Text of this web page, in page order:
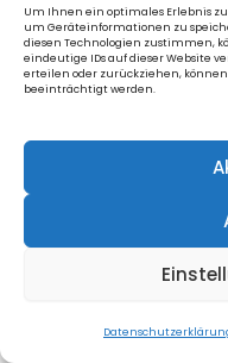
Um Ihnen ein optimales Erlebnis
um Geräteinformationen zu
diesen Technologien zustimmen,
eindeutige IDs auf dieser Website
erteilen oder zurückziehen,
beeinträchtigt werden.
erfordert
Wie viel
Elektro-
Stunde;
Braucht
für eine
Das hängt